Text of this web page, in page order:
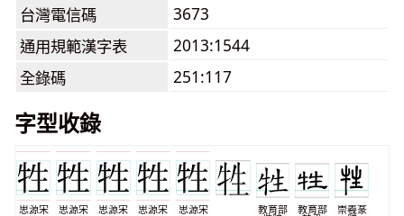
台灣電信碼
3673
通用規範漢字表
2013:1544
全錄碼
251:117
字型收錄
思源宋
思源宋
思源宋
思源宋
思源宋
教育部
教育部
崇羲篆